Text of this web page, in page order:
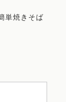
単焼きそば